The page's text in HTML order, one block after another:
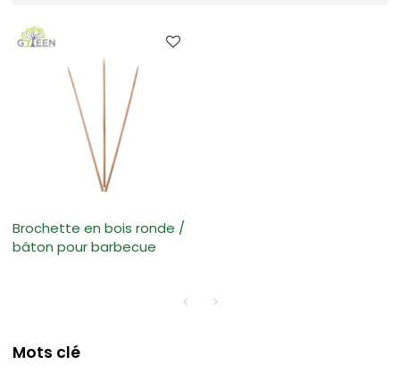
Brochette en bois ronde /
bâton pour barbecue
Mots clé